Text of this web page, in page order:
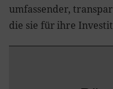
umfassender,
die sie für ihre